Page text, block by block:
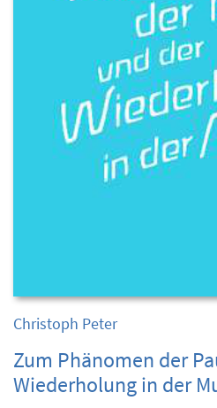
Christoph Peter
Zum Phänomen der
Wiederholung in der